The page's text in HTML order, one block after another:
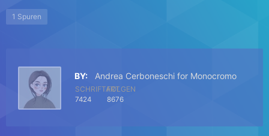
1 Spuren
BY: Andrea Cerboneschi for Monocromo
SCHRIFTART
7424
FOLGEN
8676